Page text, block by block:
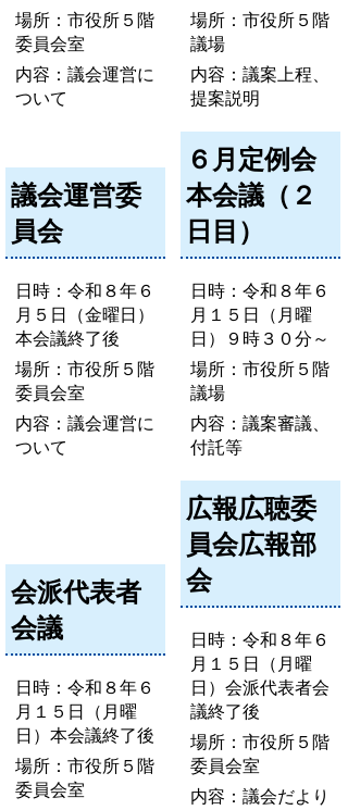
場所：市役所５階
委員会室
内容：議会運営に
ついて
場所：市役所５階
議場
内容：議案上程、
提案説明
議会運営委
員会
日時：令和８年６
月５日（金曜日）
本会議終了後
場所：市役所５階
委員会室
内容：議会運営に
ついて
６月定例会
本会議（２
日目）
日時：令和８年６
月１５日（月曜
日）９時３０分～
場所：市役所５階
議場
内容：議案審議、
付託等
会派代表者
会議
日時：令和８年６
月１５日（月曜
日）本会議終了後
場所：市役所５階
委員会室
広報広聴委
員会広報部
会
日時：令和８年６
月１５日（月曜
日）会派代表者会
議終了後
場所：市役所５階
委員会室
内容：議会だより